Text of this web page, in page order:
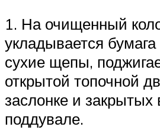
1. На очищенный
укладывается
сухие щепы,
открытой топочной
заслонке и
поддувале.